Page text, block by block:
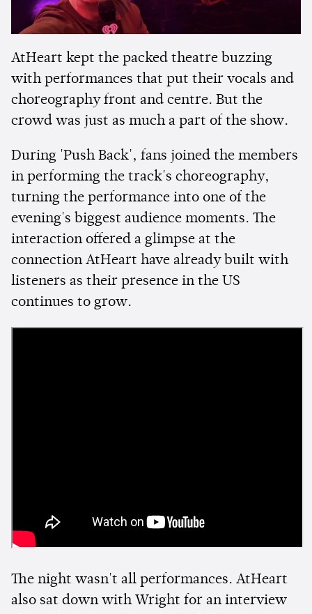
AtHeart kept the packed theatre buzzing
with performances that put their vocals and
choreography front and centre. But the
crowd was just as much a part of the show.
During 'Push Back', fans joined the members
in performing the track's choreography,
turning the performance into one of the
evening's biggest audience moments. The
interaction offered a glimpse at the
connection AtHeart have already built with
listeners as their presence in the US
continues to grow.
The night wasn't all performances. AtHeart
also sat down with Wright for an interview